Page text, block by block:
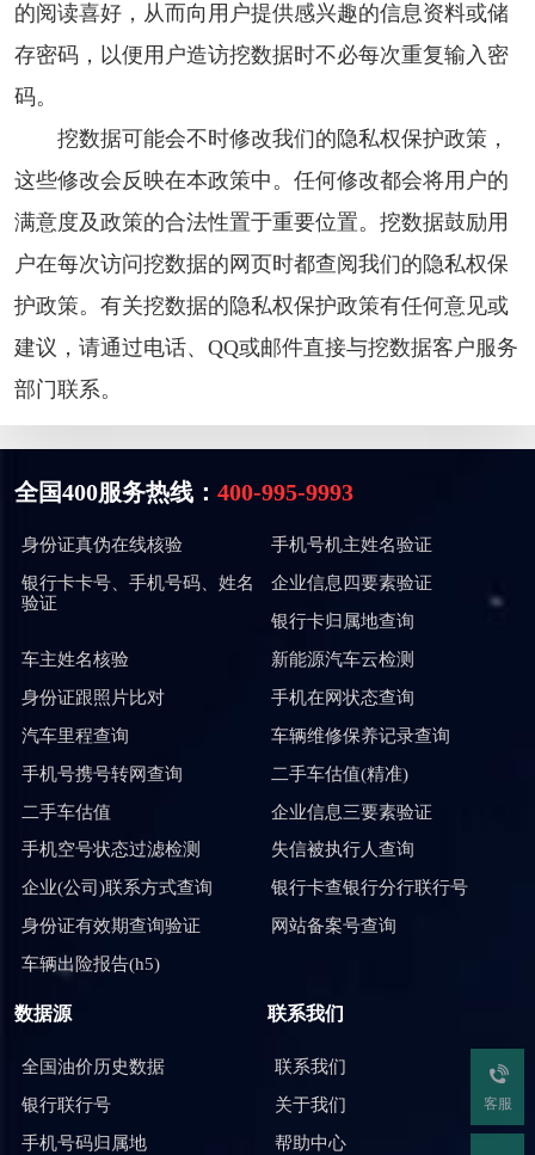
的阅读喜好，从而向用户提供感兴趣的信息资料或储
存密码，以便用户造访挖数据时不必每次重复输入密
码。
挖数据可能会不时修改我们的隐私权保护政策，
这些修改会反映在本政策中。任何修改都会将用户的
满意度及政策的合法性置于重要位置。挖数据鼓励用
户在每次访问挖数据的网页时都查阅我们的隐私权保
护政策。有关挖数据的隐私权保护政策有任何意见或
建议，请通过电话、QQ或邮件直接与挖数据客户服务
部门联系。
全国400服务热线： 400-995-9993
身份证真伪在线核验
手机号机主姓名验证
银行卡卡号、手机号码、姓名
验证
企业信息四要素验证
银行卡归属地查询
车主姓名核验
新能源汽车云检测
身份证跟照片比对
手机在网状态查询
汽车里程查询
车辆维修保养记录查询
手机号携号转网查询
二手车估值(精准)
二手车估值
企业信息三要素验证
手机空号状态过滤检测
失信被执行人查询
企业(公司)联系方式查询
银行卡查银行分行联行号
身份证有效期查询验证
网站备案号查询
车辆出险报告(h5)
数据源
全国油价历史数据
银行联行号
手机号码归属地
联系我们
联系我们
关于我们
帮助中心
客服